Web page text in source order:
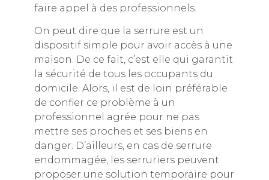
faire appel à des professionnels.
On peut dire que la serrure est un
dispositif simple pour avoir accès à une
maison. De ce fait, c’est elle qui garantit
la sécurité de tous les occupants du
domicile. Alors, il est de loin préférable
de confier ce problème à un
professionnel agrée pour ne pas
mettre ses proches et ses biens en
danger. D’ailleurs, en cas de serrure
endommagée, les serruriers peuvent
proposer une solution temporaire pour